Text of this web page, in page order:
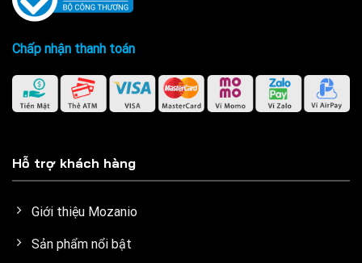
Chấp nhận thanh toán
Hỗ trợ khách hàng
Giới thiệu Mozanio
Sản phẩm nổi bật